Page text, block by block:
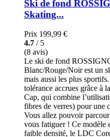
Ski de fond
Skating...
Prix 199,99 €
4.7 / 5
(8 avis)
Le ski de fond
Blanc/Rouge/Noir est un
mais aussi les plus
tolérance accrues grâce à
Cap, qui combine
fibres de verres) pour une
Vous allez pouvoir
vous fatiguer ! Ce modèle
faible densité, le LDC